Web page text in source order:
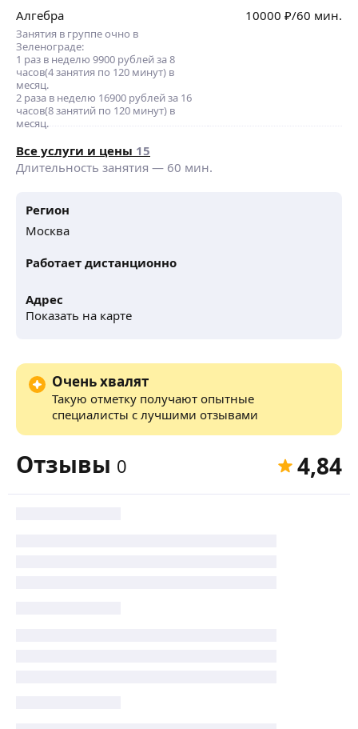
Алгебра
Занятия в группе очно в
Зеленограде:
1 раз в неделю 9900 рублей за 8
часов(4 занятия по 120 минут) в
месяц.
2 раза в неделю 16900 рублей за 16
часов(8 занятий по 120 минут) в
месяц.
10000 ₽/60 мин.
Все услуги и цены 15
Длительность занятия — 60 мин.
Регион
Москва
Работает дистанционно
Адрес
Показать на карте
Очень хвалят
Такую отметку получают опытные
специалисты с лучшими отзывами
Отзывы 0 4,84